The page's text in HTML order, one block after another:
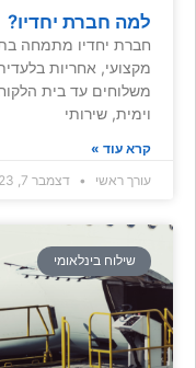
למה חברת יחדיו?
חברת יחדיו מתמחה
מקצועי, אחריות
משלוחים עד בית הלקוח,
וימית, שירותי
קרא עוד »
עורך ראשי
דצמבר 7, 2023
שילוח בינלאומי